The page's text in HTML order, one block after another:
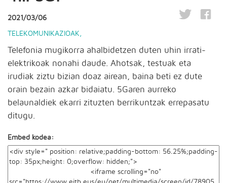
2021/03/06
TELEKOMUNIKAZIOAK
Telefonia mugikorra ahalbidetzen duten uhin irrati-
elektrikoak nonahi daude. Ahotsak, testuak eta
irudiak ziztu bizian doaz airean, baina beti ez dute
orain bezain azkar bidaiatu. 5Garen aurreko
belaunaldiek ekarri zituzten berrikuntzak errepasatu
ditugu.
Embed kodea: